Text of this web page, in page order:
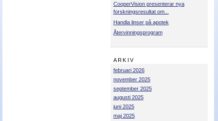
CooperVision presenterar nya
forskningsresultat om...
Handla linser på apotek
Återvinningsprogram
ARKIV
februari 2026
november 2025
september 2025
augusti 2025
juni 2025
maj 2025